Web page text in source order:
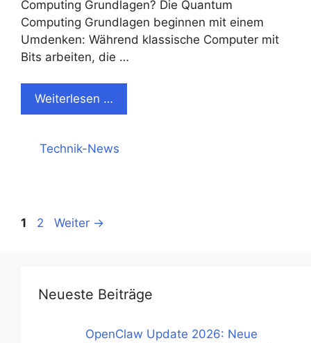
Computing Grundlagen? Die Quantum
Computing Grundlagen beginnen mit einem
Umdenken: Während klassische Computer mit
Bits arbeiten, die …
Weiterlesen …
Kategorien
Technik-News
Seite
1 Seite
2 Weiter →
Neueste Beiträge
OpenClaw Update 2026: Neue